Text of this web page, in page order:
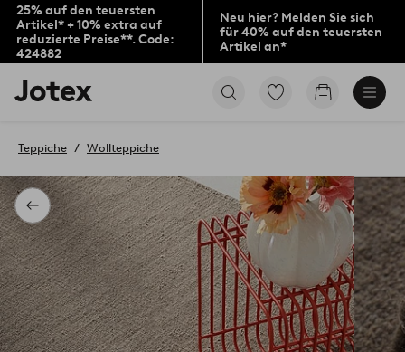
25% auf den teuersten
Artikel* + 10% extra auf
reduzierte Preise**. Code:
424882
Neu hier? Melden Sie sich
für 40% auf den teuersten
Artikel an*
Jotex-
Logo
Startseite
Zu
Produkten
gehen
Zum
Zurück
Teppiche Wollteppiche